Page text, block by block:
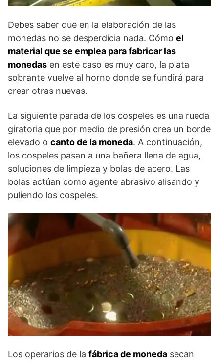
Debes saber que en la elaboración de las
monedas no se desperdicia nada. Cómo el
material que se emplea para fabricar las
monedas en este caso es muy caro, la plata
sobrante vuelve al horno donde se fundirá para
crear otras nuevas.
La siguiente parada de los cospeles es una rueda
giratoria que por medio de presión crea un borde
elevado o canto de la moneda. A continuación,
los cospeles pasan a una bañera llena de agua,
soluciones de limpieza y bolas de acero. Las
bolas actúan como agente abrasivo alisando y
puliendo los cospeles.
Los operarios de la fábrica de moneda secan